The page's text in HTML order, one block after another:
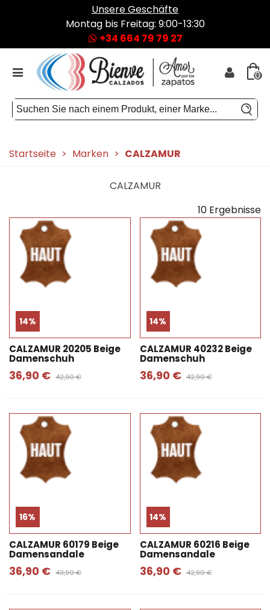
Unsere Geschäfte
Montag bis Freitag: 9:00-13:30
+34 664 79 79 27
0
Startseite > Marken > CALZAMUR
CALZAMUR
10 Ergebnisse
14%
CALZAMUR 20205 Beige
Damenschuh
36,90 € 42,90 €
14%
CALZAMUR 40232 Beige
Damenschuh
36,90 € 42,90 €
16%
CALZAMUR 60179 Beige
Damensandale
36,90 € 43,90 €
14%
CALZAMUR 60216 Beige
Damensandale
36,90 € 42,90 €